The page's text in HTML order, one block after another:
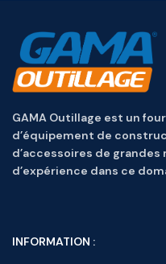
GAMA Outillage est un
d’équipement de
d’accessoires de grandes
d’expérience dans ce
INFORMATION :